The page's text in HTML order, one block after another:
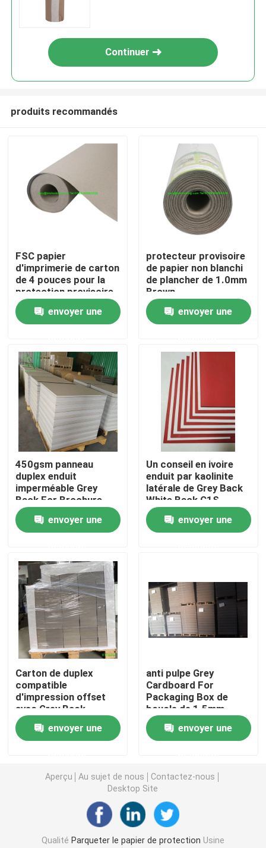
A propos de nous
Contacts
Produits
Parqueter le papier de protection
Petit pain provisoire de protection de plancher
Protection de plancher de papier d'emballage
Papier de revêtement de sol de construction
Feuilles parquetantes imperméables
Revêtement de sol protecteur provisoire
Papier noir de carton
Ruban adhésif respirable
Papier de petit pain de emballage
Papier coloré Rolls
Papier réutilisé de carton
Continuer
produits recommandés
FSC papier
d'imprimerie de carton
de 4 pouces pour la
protection provisoire
de porte
envoyer une
protecteur provisoire
de papier non blanchi
de plancher de 1.0mm
Brown
envoyer une
450gsm panneau
duplex enduit
imperméable Grey
Back For Brochure
envoyer une
Un conseil en ivoire
enduit par kaolinite
latérale de Grey Back
White Back C1S
envoyer une
Carton de duplex
compatible
d'impression offset
avec Grey Back
envoyer une
anti pulpe Grey
Cardboard For
Packaging Box de
boucle de 1.5mm
2.0mm
envoyer une
Aperçu Au sujet de nous
Contactez-nous
Desktop Site
Qualité Parqueter le papier de protection Usine